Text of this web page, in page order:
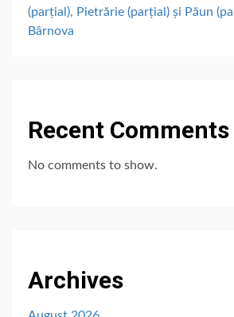
(parțial), Pietrărie (parțial) și Păun
Bârnova
Recent Comments
No comments to show.
Archives